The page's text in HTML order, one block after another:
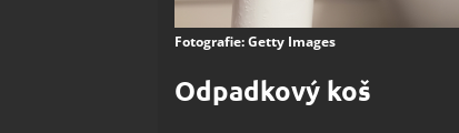
Fotografie: Getty Images
Odpadkový koš